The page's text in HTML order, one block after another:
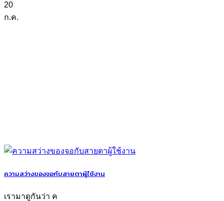
20
ก.ค.
ความสว่างของจอกับสายตาผู้ใช้งาน
เรามาดูกันว่า ค